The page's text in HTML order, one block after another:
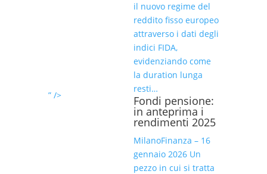
il nuovo regime del
reddito fisso europeo
attraverso i dati degli
indici FIDA,
evidenziando come
la duration lunga
resti…
” /> Fondi pensione:
in anteprima i
rendimenti 2025
MilanoFinanza – 16
gennaio 2026 Un
pezzo in cui si tratta